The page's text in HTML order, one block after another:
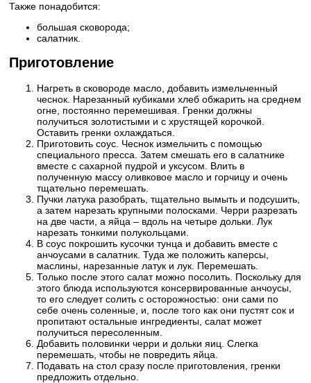
Также понадобится:
большая сковорода;
салатник.
Приготовление
Нагреть в сковороде масло, добавить измельченный
чеснок. Нарезанный кубиками хлеб обжарить на среднем
огне, постоянно перемешивая. Гренки должны
получиться золотистыми и с хрустящей корочкой.
Оставить гренки охлаждаться.
Приготовить соус. Чеснок измельчить с помощью
специального пресса. Затем смешать его в салатнике
вместе с сахарной пудрой и уксусом. Влить в
полученную массу оливковое масло и горчицу и очень
тщательно перемешать.
Пучки латука разобрать, тщательно вымыть и подсушить,
а затем нарезать крупными полосками. Черри разрезать
на две части, а яйца – вдоль на четыре дольки. Лук
нарезать тонкими полукольцами.
В соус покрошить кусочки тунца и добавить вместе с
анчоусами в салатник. Туда же положить каперсы,
маслины, нарезанные латук и лук. Перемешать.
Только после этого салат можно посолить. Поскольку для
этого блюда используются консервированные анчоусы,
то его следует солить с осторожностью: они сами по
себе очень соленные, и, после того как они пустят сок и
пропитают остальные ингредиенты, салат может
получиться пересоленным.
Добавить половинки черри и дольки яиц. Слегка
перемешать, чтобы не повредить яйца.
Подавать на стол сразу после приготовления, гренки
предложить отдельно.